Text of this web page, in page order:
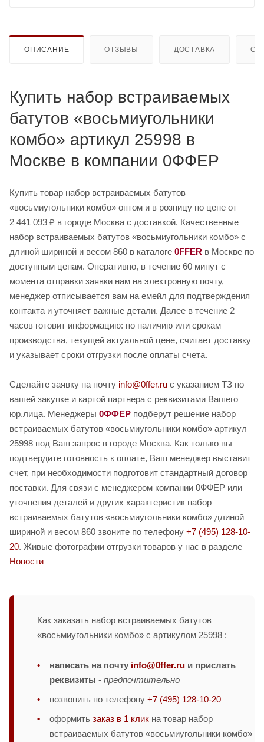
ОПИСАНИЕ ОТЗЫВЫ ДОСТАВКА
Купить набор встраиваемых
батутов «восьмиугольники
комбо» артикул 25998 в
Москве в компании 0ФФЕР
Купить товар набор встраиваемых батутов
«восьмиугольники комбо» оптом и в розницу по цене от
2 441 093 ₽ в городе Москва с доставкой. Качественные
набор встраиваемых батутов «восьмиугольники комбо» с
длиной шириной и весом 860 в каталоге 0FFER в Москве по
доступным ценам. Оперативно, в течение 60 минут с
момента отправки заявки нам на электронную почту,
менеджер отписывается вам на емейл для подтверждения
контакта и уточняет важные детали. Далее в течение 2
часов готовит информацию: по наличию или срокам
производства, текущей актуальной цене, считает доставку
и указывает сроки отгрузки после оплаты счета.
Сделайте заявку на почту info@0ffer.ru с указанием ТЗ по
вашей закупке и картой партнера с реквизитами Вашего
юр.лица. Менеджеры 0ФФЕР подберут решение набор
встраиваемых батутов «восьмиугольники комбо» артикул
25998 под Ваш запрос в городе Москва. Как только вы
подтвердите готовность к оплате, Ваш менеджер выставит
счет, при необходимости подготовит стандартный договор
поставки. Для связи с менеджером компании 0ФФЕР или
уточнения деталей и других характеристик набор
встраиваемых батутов «восьмиугольники комбо» длиной
шириной и весом 860 звоните по телефону +7 (495) 128-10-
20. Живые фотографии отгрузки товаров у нас в разделе
Новости
Как заказать набор встраиваемых батутов
«восьмиугольники комбо» с артикулом 25998 :
написать на почту info@0ffer.ru и прислать
реквизиты - предпочтительно
позвонить по телефону +7 (495) 128-10-20
оформить заказ в 1 клик на товар набор
встраиваемых батутов «восьмиугольники комбо»